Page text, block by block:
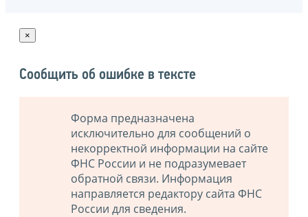
×
Сообщить об ошибке в тексте
Форма предназначена
исключительно для сообщений о
некорректной информации на сайте
ФНС России и не подразумевает
обратной связи. Информация
направляется редактору сайта ФНС
России для сведения.